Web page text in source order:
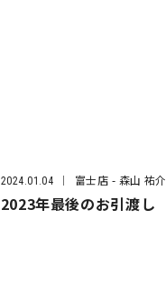
2024.01.04 富士店 - 森山 祐介
2023年最後のお引渡し